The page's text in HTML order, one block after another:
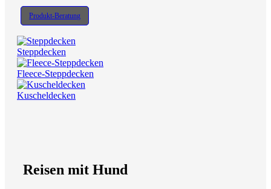
Produkt-Beratung
Steppdecken
Fleece-Steppdecken
Kuscheldecken
Reisen mit Hund